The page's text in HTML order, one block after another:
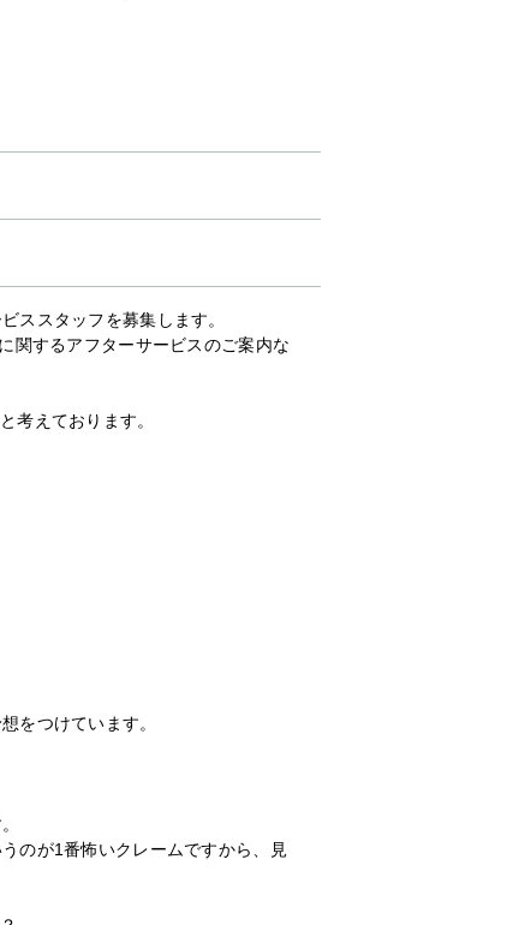
ススタッフを募集します。
関するアフターサービスのご案内な
考えております。
をつけています。
のが1番怖いクレームですから、見